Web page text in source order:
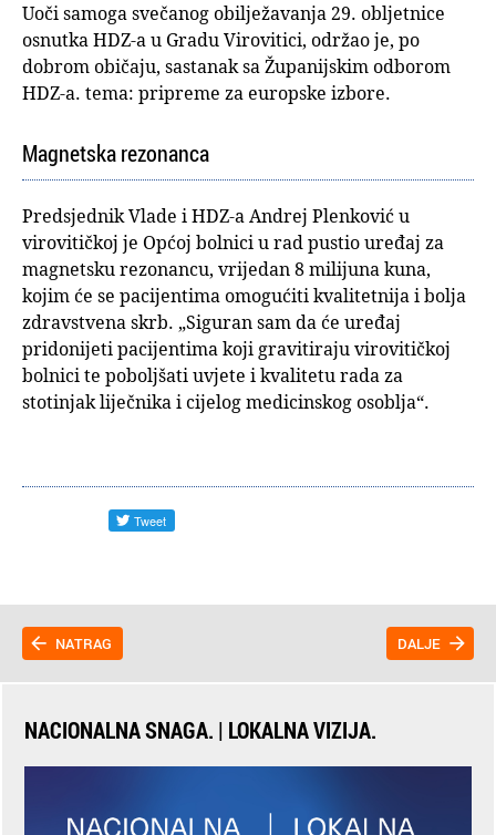
Uoči samoga svečanog obilježavanja 29. obljetnice
osnutka HDZ-a u Gradu Virovitici, održao je, po
dobrom običaju, sastanak sa Županijskim odborom
HDZ-a. tema: pripreme za europske izbore.
Magnetska rezonanca
Predsjednik Vlade i HDZ-a Andrej Plenković u
virovitičkoj je Općoj bolnici u rad pustio uređaj za
magnetsku rezonancu, vrijedan 8 milijuna kuna,
kojim će se pacijentima omogućiti kvalitetnija i bolja
zdravstvena skrb. „Siguran sam da će uređaj
pridonijeti pacijentima koji gravitiraju virovitičkoj
bolnici te poboljšati uvjete i kvalitetu rada za
stotinjak liječnika i cijelog medicinskog osoblja“.
NATRAG DALJE
NACIONALNA SNAGA. | LOKALNA VIZIJA.